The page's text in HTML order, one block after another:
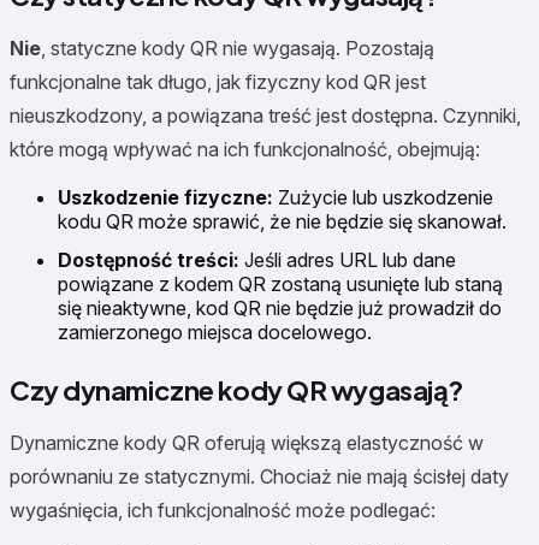
Nie, statyczne kody QR nie wygasają. Pozostają
funkcjonalne tak długo, jak fizyczny kod QR jest
nieuszkodzony, a powiązana treść jest dostępna. Czynniki,
które mogą wpływać na ich funkcjonalność, obejmują:
Uszkodzenie fizyczne: Zużycie lub uszkodzenie
kodu QR może sprawić, że nie będzie się skanował.
Dostępność treści: Jeśli adres URL lub dane
powiązane z kodem QR zostaną usunięte lub staną
się nieaktywne, kod QR nie będzie już prowadził do
zamierzonego miejsca docelowego.
Czy dynamiczne kody QR wygasają?
Dynamiczne kody QR oferują większą elastyczność w
porównaniu ze statycznymi. Chociaż nie mają ścisłej daty
wygaśnięcia, ich funkcjonalność może podlegać: